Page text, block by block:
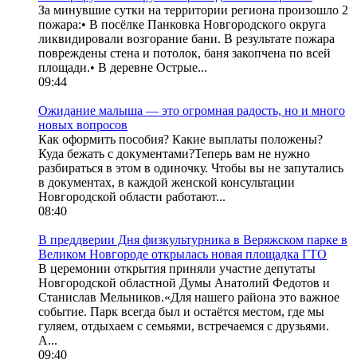
За минувшие сутки на территории региона произошло 2
пожара:• В посёлке Панковка Новгородского округа
ликвидировали возгорание бани. В результате пожара
повреждены стена и потолок, баня закопчена по всей
площади.• В деревне Острые...
09:44
Ожидание малыша — это огромная радость, но и много
новых вопросов
Как оформить пособия? Какие выплаты положены?
Куда бежать с документами?Теперь вам не нужно
разбираться в этом в одиночку. Чтобы вы не запутались
в документах, в каждой женской консультации
Новгородской области работают...
08:40
В преддверии Дня физкультурника в Веряжском парке в
Великом Новгороде открылась новая площадка ГТО
В церемонии открытия приняли участие депутаты
Новгородской областной Думы Анатолий Федотов и
Станислав Мельников.«Для нашего района это важное
событие. Парк всегда был и остаётся местом, где мы
гуляем, отдыхаем с семьями, встречаемся с друзьями.
А...
09:40